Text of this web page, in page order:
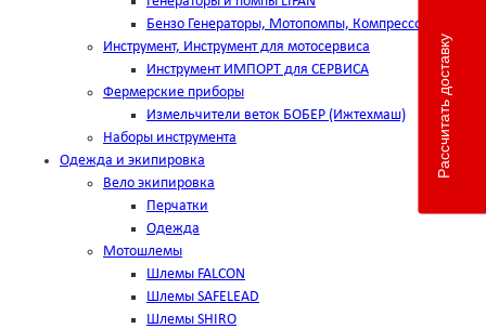
Бензо Генераторы, Мотопомпы, Компрессоры
Инструмент, Инструмент для мотосервиса
Инструмент ИМПОРТ для СЕРВИСА
Фермерские приборы
Измельчители веток БОБЕР (Ижтехмаш)
Наборы инструмента
Одежда и экипировка
Вело экипировка
Перчатки
Одежда
Мотошлемы
Шлемы FALCON
Шлемы SAFELEAD
Шлемы SHIRO
Рассчитать доставку